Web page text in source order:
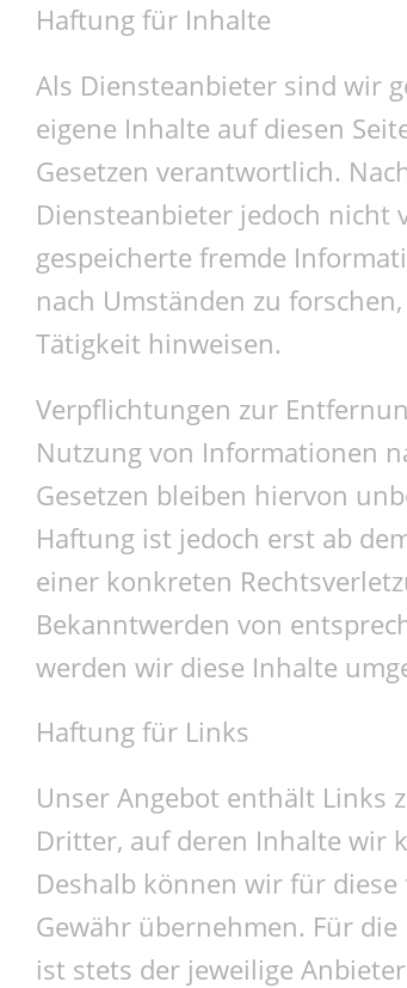
Haftung für Inhalte
Als Diensteanbieter sind wir
eigene Inhalte auf diesen
Gesetzen verantwortlich.
Diensteanbieter jedoch
gespeicherte fremde
nach Umständen zu
Tätigkeit hinweisen.
Verpflichtungen zur
Nutzung von Informationen
Gesetzen bleiben hiervon
Haftung ist jedoch erst ab
einer konkreten
Bekanntwerden von
werden wir diese Inhalte
Haftung für Links
Unser Angebot enthält Links
Dritter, auf deren Inhalte wir
Deshalb können wir für
Gewähr übernehmen. Für
ist stets der jeweilige